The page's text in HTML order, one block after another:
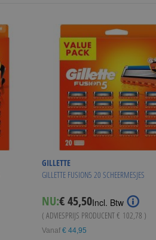
GILLETTE
GILLETTE FUSION5 20 SCHEERMESJES
NU:€ 45,50Incl. Btw
( ADVIESPRIJS PRODUCENT€ 102,78 )
Vanaf € 44,95